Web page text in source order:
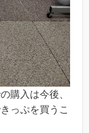
購入は今後、
っぷを買うこ